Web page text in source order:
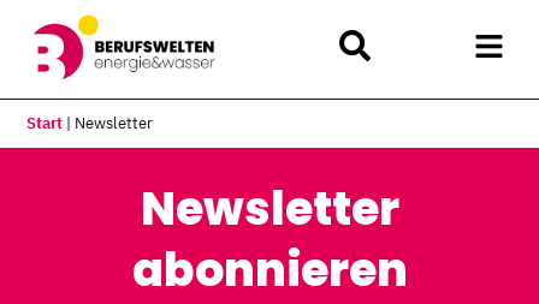
Start | Newsletter
Newsletter
abonnieren